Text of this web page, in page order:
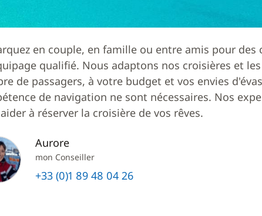
en couple, en famille ou entre amis pour des
qualifié. Nous adaptons nos croisières et
de passagers, à votre budget et vos envies
de navigation ne sont nécessaires. Nos
à réserver la croisière de vos rêves.
Aurore
mon Conseiller
+33 (0)1 89 48 04 26